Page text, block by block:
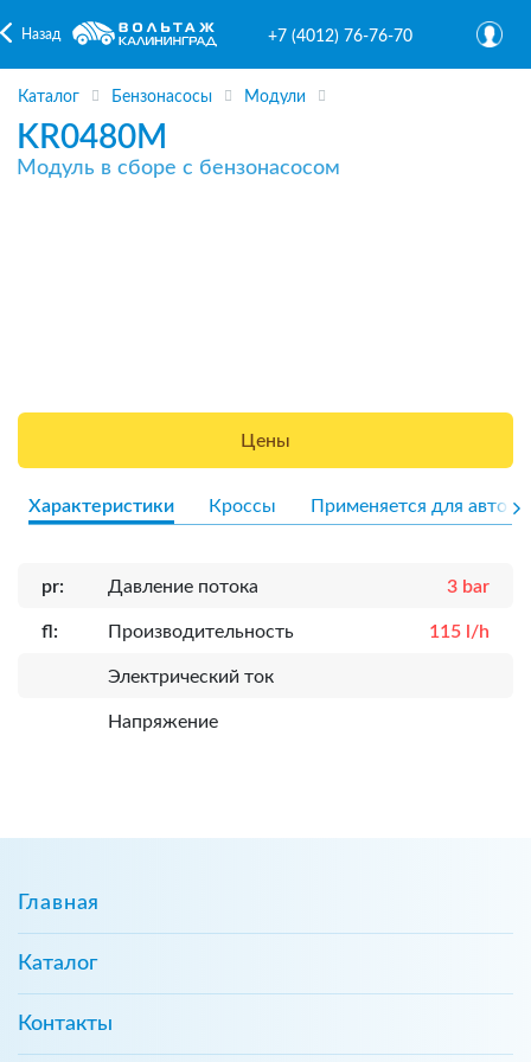
Назад +7 (4012) 76-76-70
Каталог Бензонасосы Модули
KR0480M
Модуль в сборе с бензонасосом
Цены
Характеристики Кроссы Применяется для авто
pr: Давление потока 3 bar
fl: Производительность 115 l/h
Электрический ток
Напряжение
Главная
Каталог
Контакты